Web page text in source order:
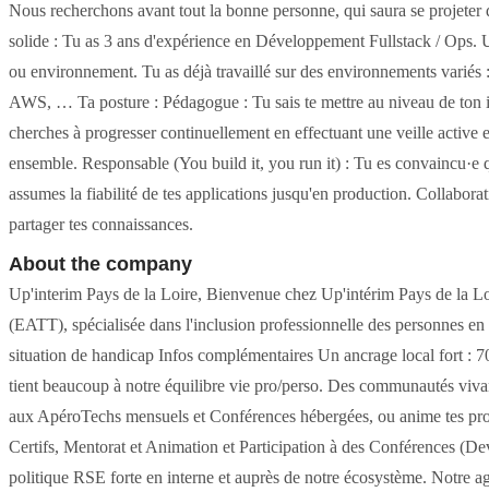
Nous recherchons avant tout la bonne personne, qui saura se
solide : Tu as 3 ans d'expérience en Développement Fullstack / Ops.
ou environnement. Tu as déjà travaillé sur des environnements
AWS, … Ta posture : Pédagogue : Tu sais te mettre au niveau de
cherches à progresser continuellement en effectuant une veille
ensemble. Responsable (You build it, you run it) : Tu es
assumes la fiabilité de tes applications jusqu'en production.
partager tes connaissances.
About the company
Up'interim Pays de la Loire, Bienvenue chez Up'intérim Pays de la
(EATT), spécialisée dans l'inclusion professionnelle des personnes
situation de handicap Infos complémentaires Un ancrage local fort :
tient beaucoup à notre équilibre vie pro/perso. Des communautés
aux ApéroTechs mensuels et Conférences hébergées, ou anime tes
Certifs, Mentorat et Animation et Participation à des Conférences
politique RSE forte en interne et auprès de notre écosystème. Notre